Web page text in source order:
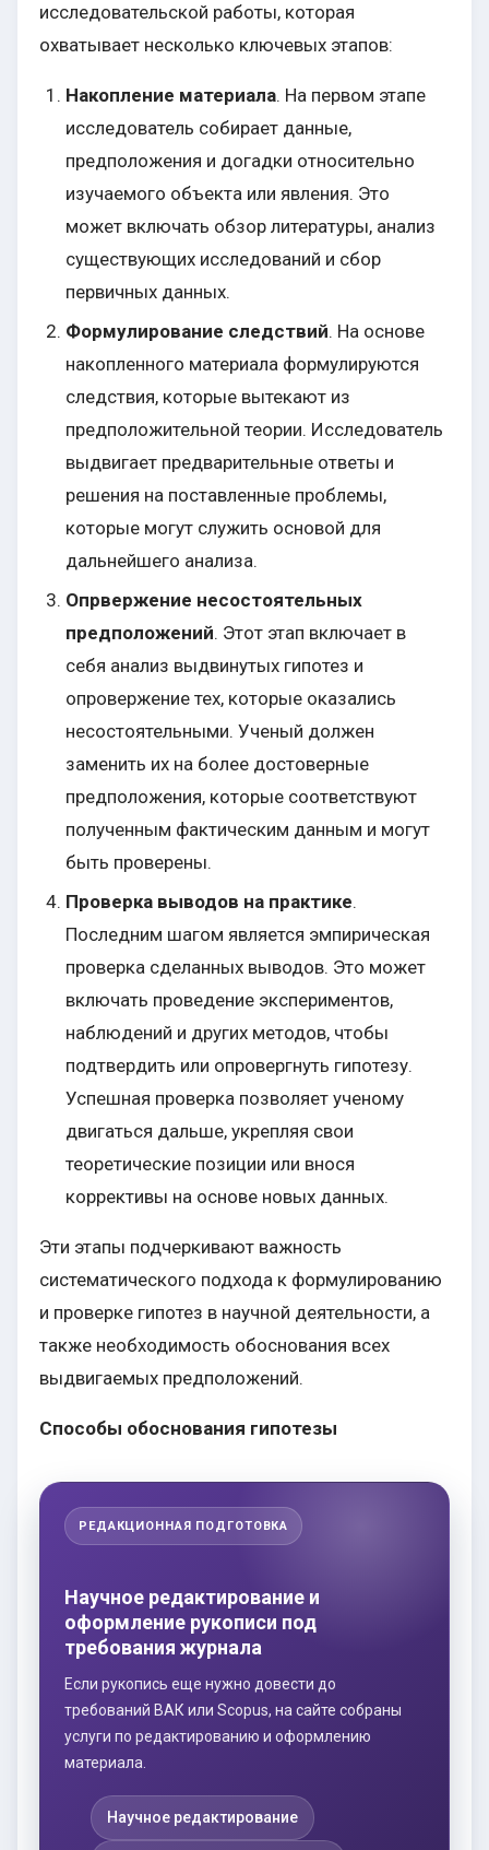
исследовательской работы, которая
охватывает несколько ключевых этапов:
Накопление материала. На первом этапе
исследователь собирает данные,
предположения и догадки относительно
изучаемого объекта или явления. Это
может включать обзор литературы, анализ
существующих исследований и сбор
первичных данных.
Формулирование следствий. На основе
накопленного материала формулируются
следствия, которые вытекают из
предположительной теории. Исследователь
выдвигает предварительные ответы и
решения на поставленные проблемы,
которые могут служить основой для
дальнейшего анализа.
Опрвержение несостоятельных
предположений. Этот этап включает в
себя анализ выдвинутых гипотез и
опровержение тех, которые оказались
несостоятельными. Ученый должен
заменить их на более достоверные
предположения, которые соответствуют
полученным фактическим данным и могут
быть проверены.
Проверка выводов на практике.
Последним шагом является эмпирическая
проверка сделанных выводов. Это может
включать проведение экспериментов,
наблюдений и других методов, чтобы
подтвердить или опровергнуть гипотезу.
Успешная проверка позволяет ученому
двигаться дальше, укрепляя свои
теоретические позиции или внося
коррективы на основе новых данных.
Эти этапы подчеркивают важность
систематического подхода к формулированию
и проверке гипотез в научной деятельности, а
также необходимость обоснования всех
выдвигаемых предположений.
Способы обоснования гипотезы
РЕДАКЦИОННАЯ ПОДГОТОВКА
Научное редактирование и
оформление рукописи под
требования журнала
Если рукопись еще нужно довести до
требований ВАК или Scopus, на сайте собраны
услуги по редактированию и оформлению
материала.
Научное редактирование